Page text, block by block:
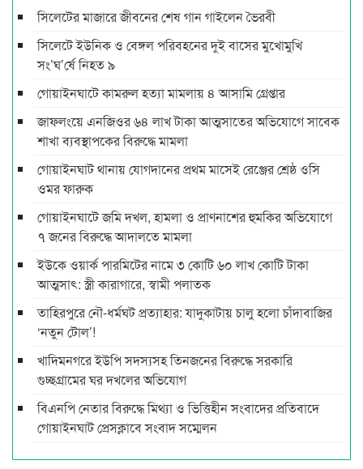
সিলেটের মাজারে জীবনের শেষ গান গাইলেন ভৈরবী
সিলেটে ইউনিক ও বেঙ্গল পরিবহনের দুই বাসের মুখোমুখি
সং’ঘ’র্ষে নিহত ৯
গোয়াইনঘাটে কামরুল হত্যা মামলায় ৪ আসামি গ্রেপ্তার
জাফলংয়ে এনজিওর ৬৪ লাখ টাকা আত্মসাতের অভিযোগে সাবেক
শাখা ব্যবস্থাপকের বিরুদ্ধে মামলা
গোয়াইনঘাট থানায় যোগদানের প্রথম মাসেই রেঞ্জের শ্রেষ্ঠ ওসি
ওমর ফারুক
গোয়াইনঘাটে জমি দখল, হামলা ও প্রাণনাশের হুমকির অভিযোগে
৭ জনের বিরুদ্ধে আদালতে মামলা
ইউকে ওয়ার্ক পারমিটের নামে ৩ কোটি ৬০ লাখ কোটি টাকা
আত্মসাৎ: স্ত্রী কারাগারে, স্বামী পলাতক
তাহিরপুরে নৌ-ধর্মঘট প্রত্যাহার: যাদুকাটায় চালু হলো চাঁদাবাজির
‘নতুন টোল’!
খাদিমনগরে ইউপি সদস্যসহ তিনজনের বিরুদ্ধে সরকারি
গুচ্ছগ্রামের ঘর দখলের অভিযোগ
বিএনপি নেতার বিরুদ্ধে মিথ্যা ও ভিত্তিহীন সংবাদের প্রতিবাদে
গোয়াইনঘাট প্রেসক্লাবে সংবাদ সম্মেলন